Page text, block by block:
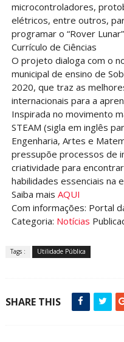
microcontroladores,
elétricos, entre outros,
programar o “Rover
Currículo de Ciências
O projeto dialoga com o
municipal de ensino de
2020, que traz as
internacionais para a
Inspirada no movimento
STEAM (sigla em inglês
Engenharia, Artes e
pressupõe processos de
criatividade para
habilidades essenciais na
Saiba mais AQUI
Com informações: Portal
Categoria: Notícias
Tags : Utilidade Pública
SHARE THIS